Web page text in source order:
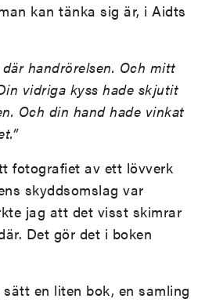
kan tänka sig är, i Aidts
handrörelsen. Och mitt
vidriga kyss hade skjutit
Och din hand hade vinkat
fotografiet av ett lövverk
skyddsomslag var
jag att det visst skimrar
Det gör det i boken
en liten bok, en samling